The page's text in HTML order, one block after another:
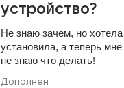
устройство?
Не знаю зачем, но
установила, а теперь
не знаю что делать!
Дополнен